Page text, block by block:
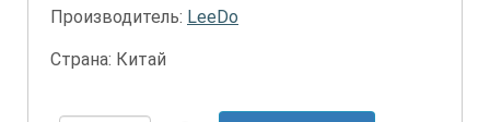
Производитель: LeeDo
Страна: Китай